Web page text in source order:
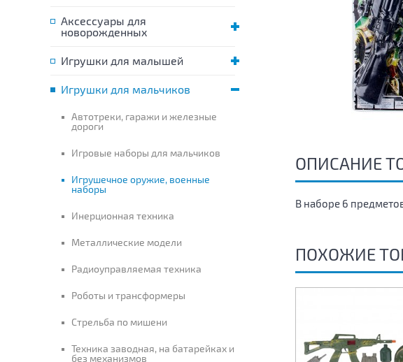
Аксессуары для
новорожденных
Игрушки для малышей
Игрушки для мальчиков
Автотреки, гаражи и железные
дороги
Игровые наборы для мальчиков
Игрушечное оружие, военные
наборы
Инерционная техника
Металлические модели
Радиоуправляемая техника
Роботы и трансформеры
Стрельба по мишени
Техника заводная, на батарейках и
без механизмов
ОПИСАНИЕ
В наборе 6
ПОХОЖИЕ